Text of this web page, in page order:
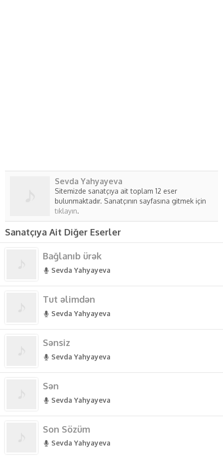
Sevda Yahyayeva
Sitemizde sanatçıya ait toplam 12 eser
bulunmaktadır. Sanatçının sayfasına gitmek için
tıklayın.
Sanatçıya Ait Diğer Eserler
Bağlanıb ürək
Sevda Yahyayeva
Tut əlimdən
Sevda Yahyayeva
Sənsiz
Sevda Yahyayeva
Sən
Sevda Yahyayeva
Son Sözüm
Sevda Yahyayeva